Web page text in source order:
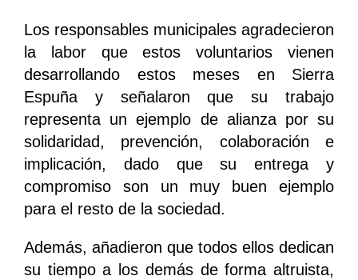
Los responsables municipales agradecieron
la labor que estos voluntarios vienen
desarrollando estos meses en Sierra
Espuña y señalaron que su trabajo
representa un ejemplo de alianza por su
solidaridad, prevención, colaboración e
implicación, dado que su entrega y
compromiso son un muy buen ejemplo
para el resto de la sociedad.
Además, añadieron que todos ellos dedican
su tiempo a los demás de forma altruista,